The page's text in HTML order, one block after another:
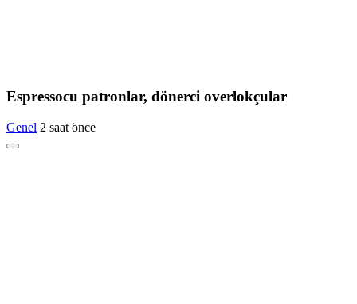
Espressocu patronlar, dönerci overlokçular
Genel 2 saat önce